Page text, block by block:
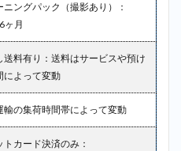
ニングパック（撮影あり）：
ヶ月
送料有り：送料はサービスや預け
によって変動
輸の集荷時間帯によって変動
トカード決済のみ：